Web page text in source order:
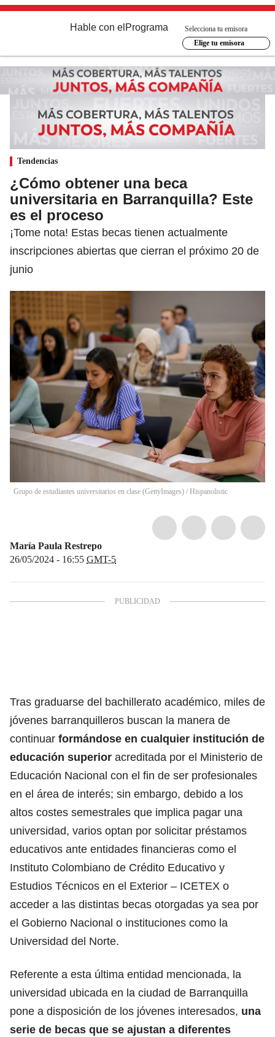
Hable con el Programa
Selecciona tu emisora
Elige tu emisora
Tendencias
¿Cómo obtener una beca
universitaria en Barranquilla? Este
es el proceso
¡Tome nota! Estas becas tienen actualmente
inscripciones abiertas que cierran el próximo 20 de
junio
Grupo de estudiantes universitarios en clase (GettyImages) / Hispanolistic
María Paula Restrepo
26/05/2024 - 16:55 GMT-5
Tras graduarse del bachillerato académico, miles de
jóvenes barranquilleros buscan la manera de
continuar formándose en cualquier institución de
educación superior acreditada por el Ministerio de
Educación Nacional con el fin de ser profesionales
en el área de interés; sin embargo, debido a los
altos costes semestrales que implica pagar una
universidad, varios optan por solicitar préstamos
educativos ante entidades financieras como el
Instituto Colombiano de Crédito Educativo y
Estudios Técnicos en el Exterior – ICETEX o
acceder a las distintas becas otorgadas ya sea por
el Gobierno Nacional o instituciones como la
Universidad del Norte.
Referente a esta última entidad mencionada, la
universidad ubicada en la ciudad de Barranquilla
pone a disposición de los jóvenes interesados, una
serie de becas que se ajustan a diferentes